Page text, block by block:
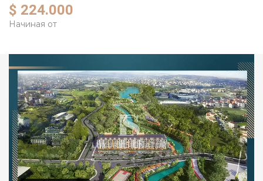
$ 224.000
Начиная от